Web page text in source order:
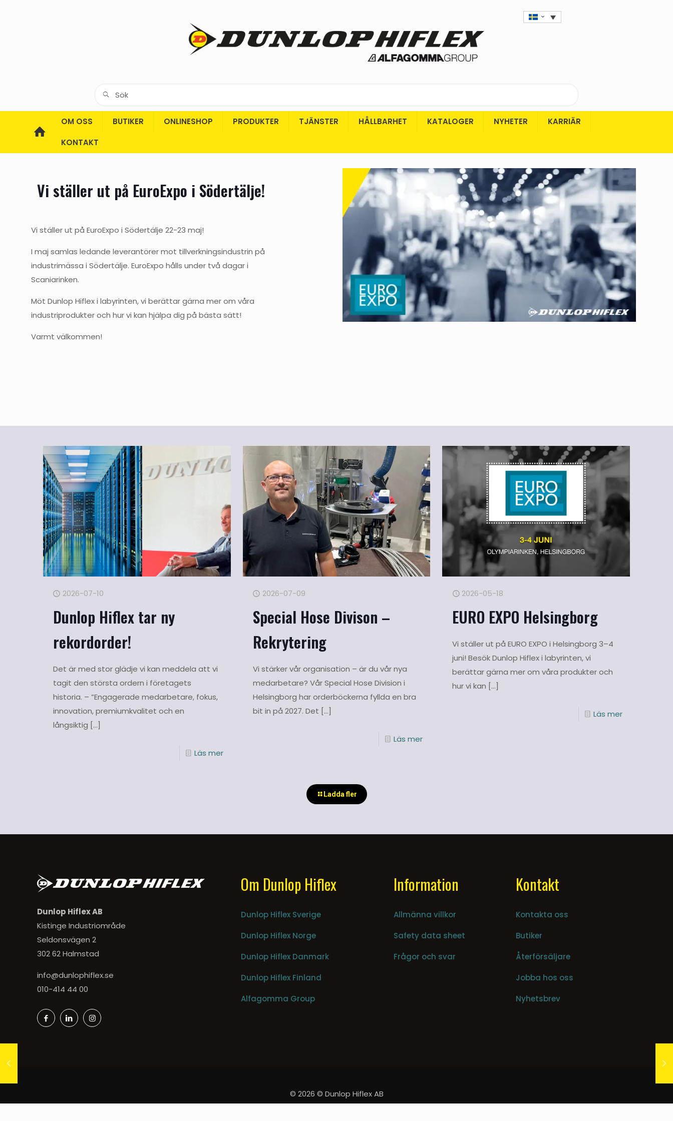
OM OSS BUTIKER ONLINESHOP PRODUKTER TJÄNSTER HÅLLBARHET KATALOGER NYHETER
KARRIÄR
KONTAKT
Vi ställer ut på EuroExpo i Södertälje!
Vi ställer ut på EuroExpo i Södertälje 22-23 maj!
I maj samlas ledande leverantörer mot tillverkningsindustrin på
industrimässa i Södertälje. EuroExpo hålls under två dagar i
Scaniarinken.
Möt Dunlop Hiflex i labyrinten, vi berättar gärna mer om våra
industriprodukter och hur vi kan hjälpa dig på bästa sätt!
Varmt välkommen!
2026-07-10
Dunlop Hiflex tar ny
rekordorder!
Det är med stor glädje vi kan meddela att vi
tagit den största ordern i företagets
historia. – ”Engagerade medarbetare, fokus,
innovation, premiumkvalitet och en
långsiktig […]
Läs mer
2026-07-09
Special Hose Divison –
Rekrytering
Vi stärker vår organisation – är du vår nya
medarbetare? Vår Special Hose Division i
Helsingborg har orderböckerna fyllda en bra
bit in på 2027. Det […]
Läs mer
2026-05-18
EURO EXPO Helsingborg
Vi ställer ut på EURO EXPO i Helsingborg 3–4
juni! Besök Dunlop Hiflex i labyrinten, vi
berättar gärna mer om våra produkter och
hur vi kan […]
Läs mer
Ladda fler
Dunlop Hiflex AB
Kistinge Industriområde
Seldonsvägen 2
302 62 Halmstad
info@dunlophiflex.se
010-414 44 00
Om Dunlop Hiflex
Dunlop Hiflex Sverige
Dunlop Hiflex Norge
Dunlop Hiflex Danmark
Dunlop Hiflex Finland
Alfagomma Group
Information
Allmänna villkor
Safety data sheet
Frågor och svar
Kontakt
Kontakta oss
Butiker
Återförsäljare
Jobba hos oss
Nyhetsbrev
© 2026 © Dunlop Hiflex AB